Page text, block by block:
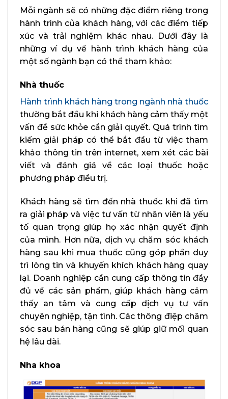
Mỗi ngành sẽ có những đặc điểm riêng trong
hành trình của khách hàng, với các điểm tiếp
xúc và trải nghiệm khác nhau. Dưới đây là
những ví dụ về hành trình khách hàng của
một số ngành bạn có thể tham khảo:
Nhà thuốc
Hành trình khách hàng trong ngành nhà thuốc
thường bắt đầu khi khách hàng cảm thấy một
vấn đề sức khỏe cần giải quyết. Quá trình tìm
kiếm giải pháp có thể bắt đầu từ việc tham
khảo thông tin trên internet, xem xét các bài
viết và đánh giá về các loại thuốc hoặc
phương pháp điều trị.
Khách hàng sẽ tìm đến nhà thuốc khi đã tìm
ra giải pháp và việc tư vấn từ nhân viên là yếu
tố quan trọng giúp họ xác nhận quyết định
của mình. Hơn nữa, dịch vụ chăm sóc khách
hàng sau khi mua thuốc cũng góp phần duy
trì lòng tin và khuyến khích khách hàng quay
lại. Doanh nghiệp cần cung cấp thông tin đầy
đủ về các sản phẩm, giúp khách hàng cảm
thấy an tâm và cung cấp dịch vụ tư vấn
chuyên nghiệp, tận tình. Các thông điệp chăm
sóc sau bán hàng cũng sẽ giúp giữ mối quan
hệ lâu dài.
Nha khoa